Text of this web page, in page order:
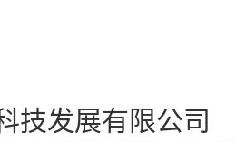
技发展有限公司